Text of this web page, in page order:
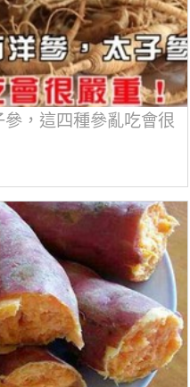
，這四種參亂吃會很